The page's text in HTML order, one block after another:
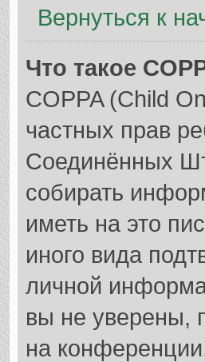
Вернуться к
Что такое
COPPA (Child
частных прав
Соединённых
собирать
иметь на это
иного вида
личной
вы не уверены,
на